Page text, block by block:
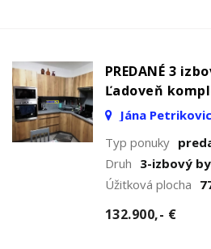
PREDANÉ 3
Ľadoveň
Jána
Typ ponuky
Druh 3-izbový
Úžitková plocha
132.900,- €